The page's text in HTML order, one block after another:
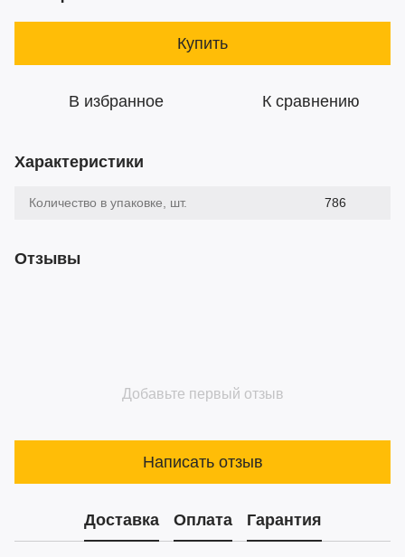
Купить
В избранное К сравнению
Характеристики
Количество в упаковке, шт. 786
Отзывы
Добавьте первый отзыв
Написать отзыв
Доставка Оплата Гарантия